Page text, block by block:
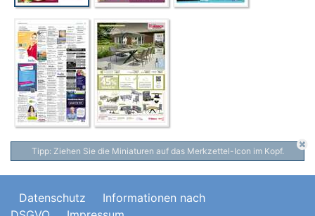
Tipp: Ziehen Sie die Miniaturen auf das Merkzettel-Icon im Kopf.
Datenschutz
Informationen nach